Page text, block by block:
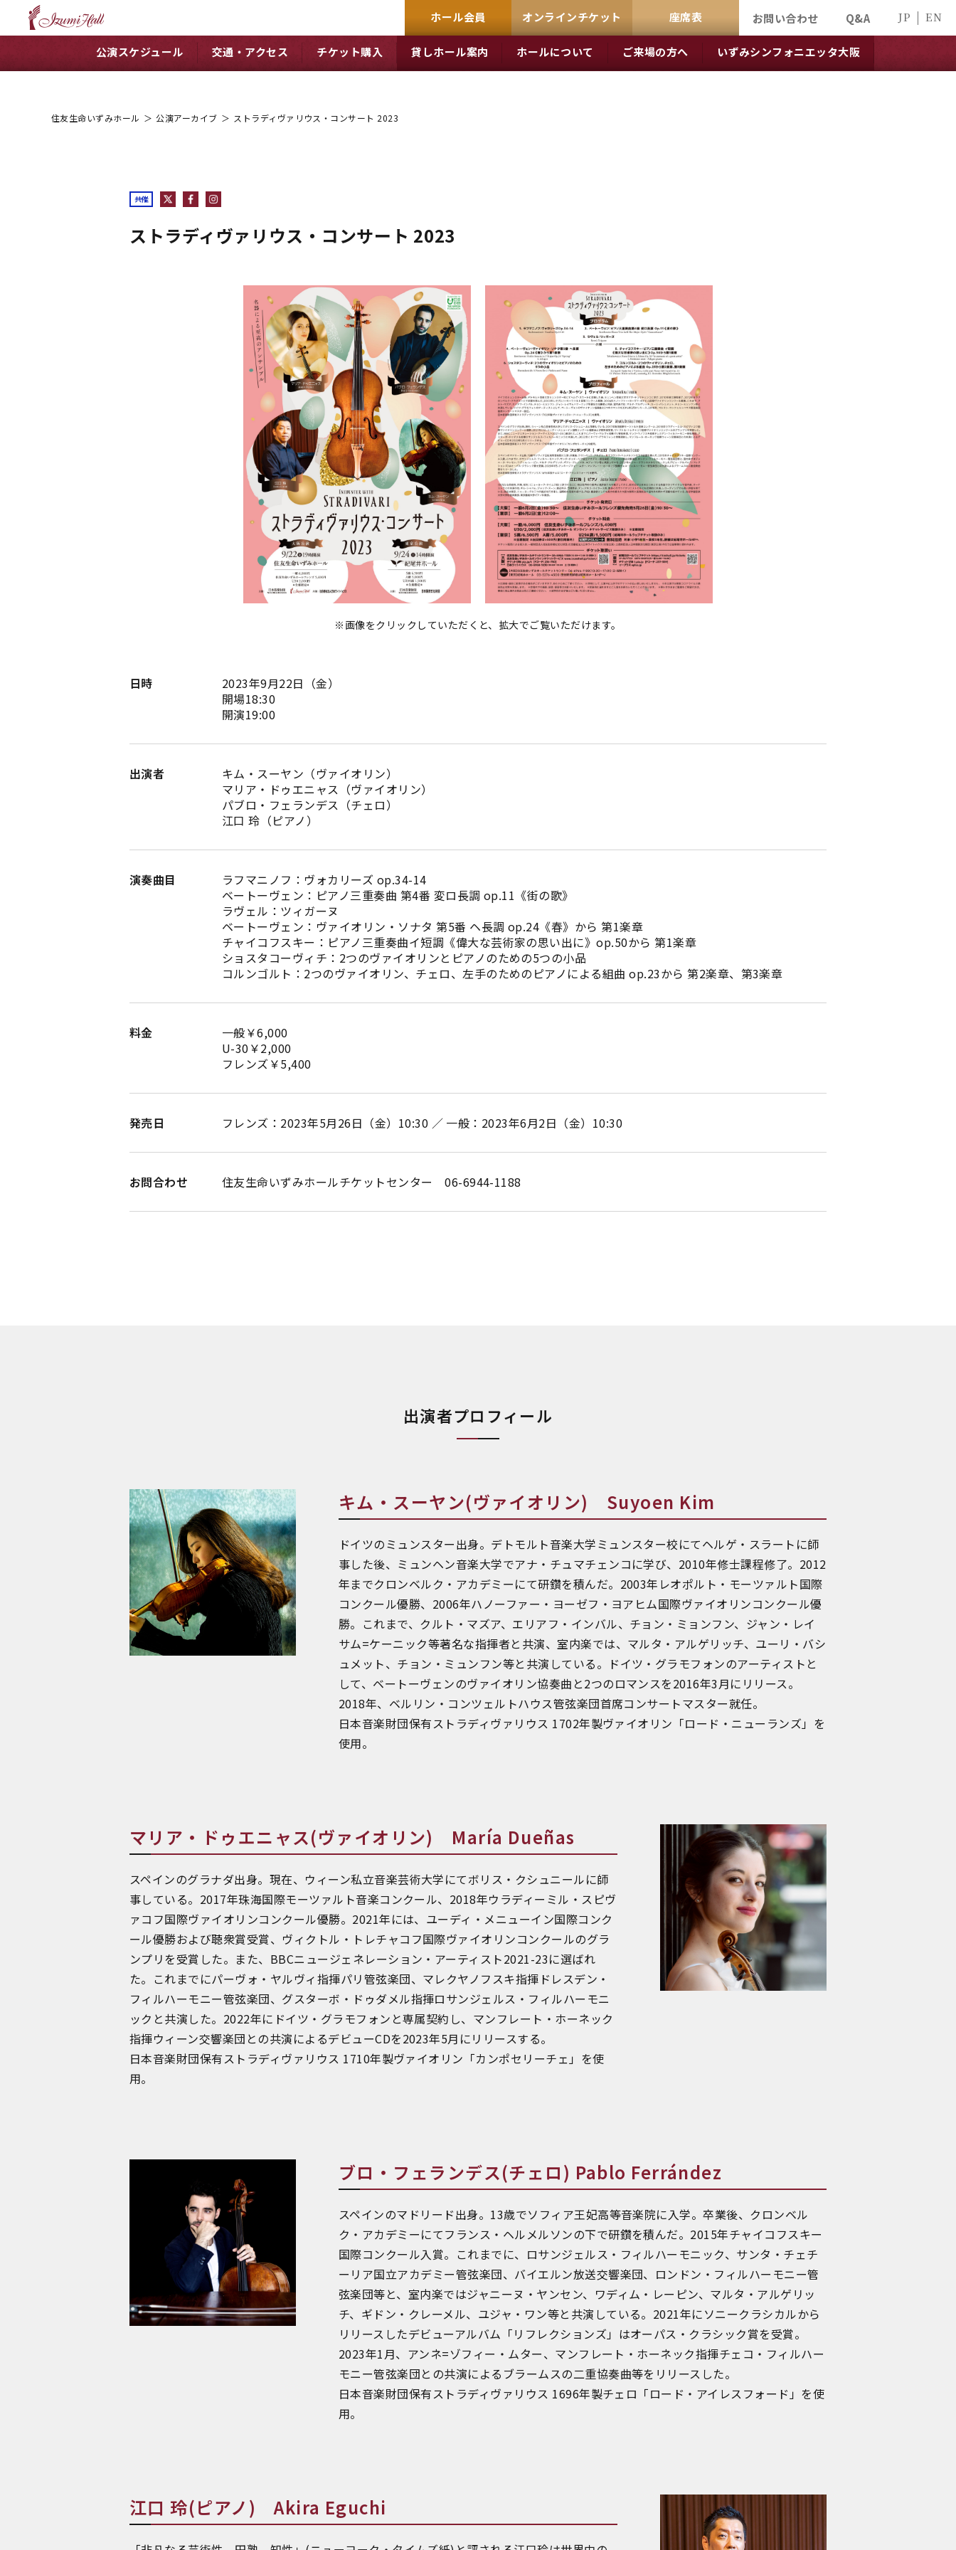
ホール会員 オンラインチケット 座席表 お問い合わせ Q&A JP EN
公演スケジュール 交通・アクセス チケット購入 貸しホール案内 ホールについて ご来場の方へ いずみシンフォニエッタ大阪
住友生命いずみホール ＞ 公演アーカイブ ＞ ストラディヴァリウス・コンサート 2023
共催
ストラディヴァリウス・コンサート 2023
※画像をクリックしていただくと、拡大でご覧いただけます。
日時
2023年9月22日（金）
開場18:30
開演19:00
出演者
キム・スーヤン（ヴァイオリン）
マリア・ドゥエニャス（ヴァイオリン）
パブロ・フェランデス（チェロ）
江口 玲（ピアノ）
演奏曲目
ラフマニノフ：ヴォカリーズ op.34-14
ベートーヴェン：ピアノ三重奏曲 第4番 変ロ長調 op.11《街の歌》
ラヴェル：ツィガーヌ
ベートーヴェン：ヴァイオリン・ソナタ 第5番 ヘ長調 op.24《春》から 第1楽章
チャイコフスキー：ピアノ三重奏曲イ短調《偉大な芸術家の思い出に》op.50から 第1楽章
ショスタコーヴィチ：2つのヴァイオリンとピアノのための5つの小品
コルンゴルト：2つのヴァイオリン、チェロ、左手のためのピアノによる組曲 op.23から 第2楽章、第3楽章
料金
一般￥6,000
U-30￥2,000
フレンズ￥5,400
発売日 フレンズ：2023年5月26日（金）10:30 ／ 一般：2023年6月2日（金）10:30
お問合わせ 住友生命いずみホールチケットセンター 06-6944-1188
出演者プロフィール
キム・スーヤン(ヴァイオリン) Suyoen Kim
ドイツのミュンスター出身。デトモルト音楽大学ミュンスター校にてヘルゲ・スラートに師
事した後、ミュンヘン音楽大学でアナ・チュマチェンコに学び、2010年修士課程修了。2012
年までクロンベルク・アカデミーにて研鑽を積んだ。2003年レオポルト・モーツァルト国際
コンクール優勝、2006年ハノーファー・ヨーゼフ・ヨアヒム国際ヴァイオリンコンクール優
勝。これまで、クルト・マズア、エリアフ・インバル、チョン・ミョンフン、ジャン・レイ
サム=ケーニック等著名な指揮者と共演、室内楽では、マルタ・アルゲリッチ、ユーリ・バシ
ュメット、チョン・ミュンフン等と共演している。ドイツ・グラモフォンのアーティストと
して、ベートーヴェンのヴァイオリン協奏曲と2つのロマンスを2016年3月にリリース。
2018年、ベルリン・コンツェルトハウス管弦楽団首席コンサートマスター就任。
日本音楽財団保有ストラディヴァリウス 1702年製ヴァイオリン「ロード・ニューランズ」を
使用。
マリア・ドゥエニャス(ヴァイオリン) María Dueñas
スペインのグラナダ出身。現在、ウィーン私立音楽芸術大学にてボリス・クシュニールに師
事している。2017年珠海国際モーツァルト音楽コンクール、2018年ウラディーミル・スピヴ
ァコフ国際ヴァイオリンコンクール優勝。2021年には、ユーディ・メニューイン国際コンク
ール優勝および聴衆賞受賞、ヴィクトル・トレチャコフ国際ヴァイオリンコンクールのグラ
ンプリを受賞した。また、BBCニュージェネレーション・アーティスト2021-23に選ばれ
た。これまでにパーヴォ・ヤルヴィ指揮パリ管弦楽団、マレクヤノフスキ指揮ドレスデン・
フィルハーモニー管弦楽団、グスターボ・ドゥダメル指揮ロサンジェルス・フィルハーモニ
ックと共演した。2022年にドイツ・グラモフォンと専属契約し、マンフレート・ホーネック
指揮ウィーン交響楽団との共演によるデビューCDを2023年5月にリリースする。
日本音楽財団保有ストラディヴァリウス 1710年製ヴァイオリン「カンポセリーチェ」を使
用。
ブロ・フェランデス(チェロ) Pablo Ferrández
スペインのマドリード出身。13歳でソフィア王妃高等音楽院に入学。卒業後、クロンベル
ク・アカデミーにてフランス・ヘルメルソンの下で研鑽を積んだ。2015年チャイコフスキー
国際コンクール入賞。これまでに、ロサンジェルス・フィルハーモニック、サンタ・チェチ
ーリア国立アカデミー管弦楽団、バイエルン放送交響楽団、ロンドン・フィルハーモニー管
弦楽団等と、室内楽ではジャニーヌ・ヤンセン、ワディム・レーピン、マルタ・アルゲリッ
チ、ギドン・クレーメル、ユジャ・ワン等と共演している。2021年にソニークラシカルから
リリースしたデビューアルバム「リフレクションズ」はオーパス・クラシック賞を受賞。
2023年1月、アンネ=ゾフィー・ムター、マンフレート・ホーネック指揮チェコ・フィルハー
モニー管弦楽団との共演によるブラームスの二重協奏曲等をリリースした。
日本音楽財団保有ストラディヴァリウス 1696年製チェロ「ロード・アイレスフォード」を使
用。
江口 玲(ピアノ) Akira Eguchi